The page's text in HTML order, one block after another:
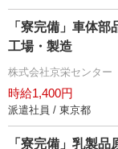
「寮完備」車体
工場・製造
株式会社京栄センター
時給1,400円
派遣社員 / 東京都
「寮完備」乳製